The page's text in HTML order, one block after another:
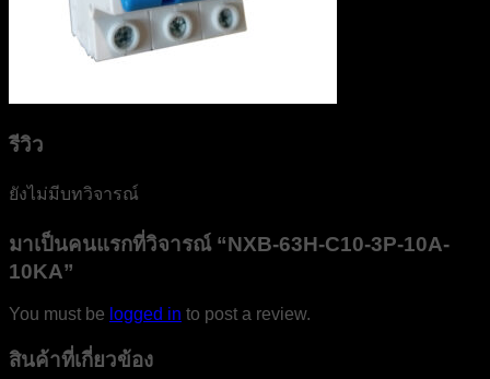
รีวิว
ยังไม่มีบทวิจารณ์
มาเป็นคนแรกที่วิจารณ์ “NXB-63H-C10-3P-10A-
10KA”
You must be logged in to post a review.
สินค้าที่เกี่ยวข้อง